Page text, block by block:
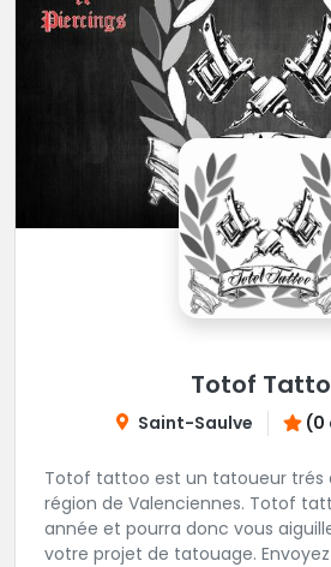
Totof
Saint-Saulve (0
Totof tattoo est un tatoueur trés
région de Valenciennes. Totof
année et pourra donc vous
votre projet de tatouage. Envoyez